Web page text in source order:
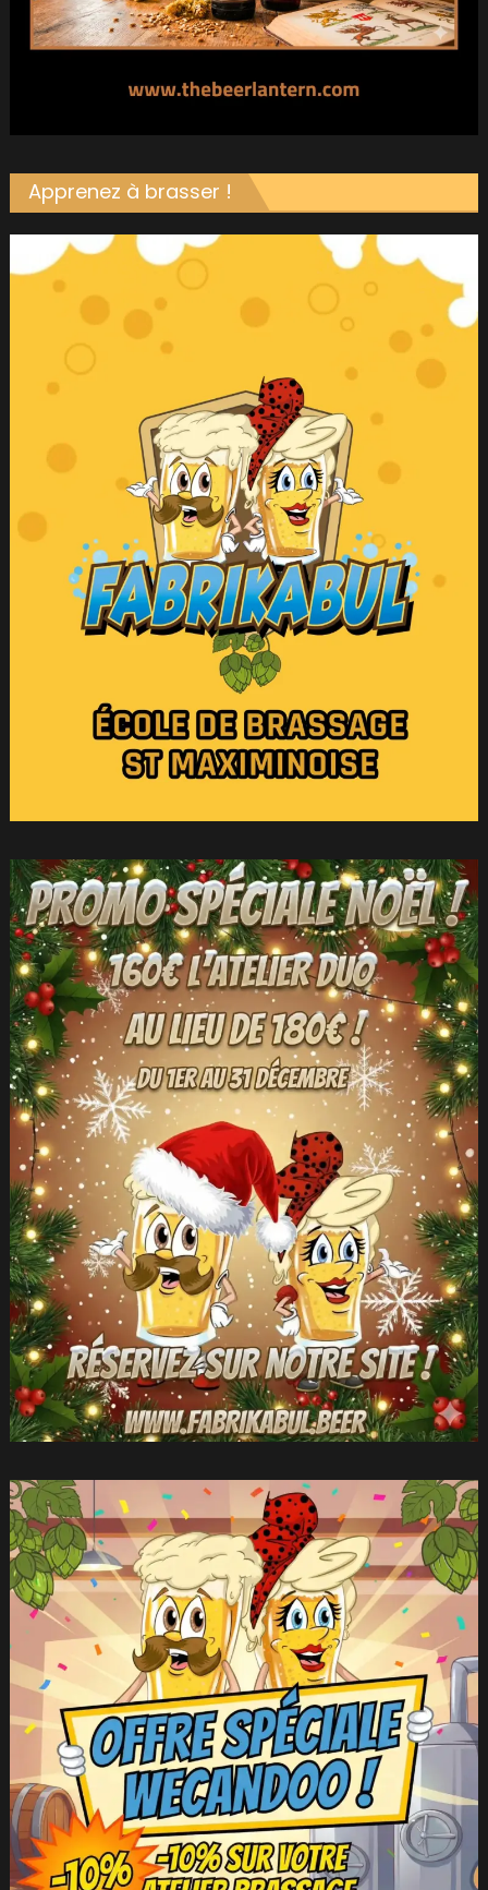
Apprenez à brasser !